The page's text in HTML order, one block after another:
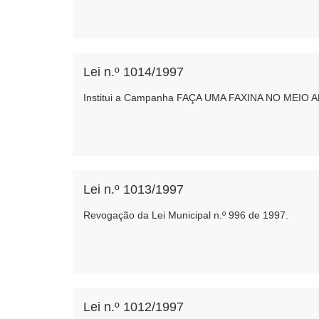
Lei n.º 1014/1997
Institui a Campanha FAÇA UMA FAXINA NO MEIO
Lei n.º 1013/1997
Revogação da Lei Municipal n.º 996 de 1997.
Lei n.º 1012/1997